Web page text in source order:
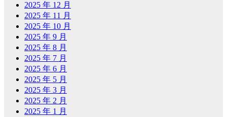
2025 年 12 月
2025 年 11 月
2025 年 10 月
2025 年 9 月
2025 年 8 月
2025 年 7 月
2025 年 6 月
2025 年 5 月
2025 年 3 月
2025 年 2 月
2025 年 1 月